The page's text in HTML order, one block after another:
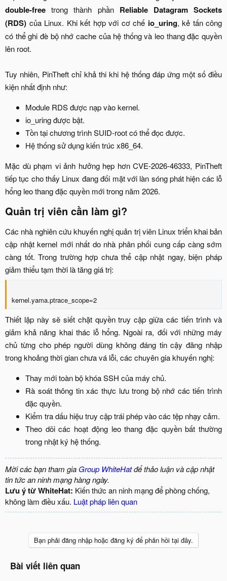
double-free trong thành phần Reliable Datagram Sockets
(RDS) của Linux. Khi kết hợp với cơ chế io_uring, kẻ tấn công
có thể ghi đè bộ nhớ cache của hệ thống và leo thang đặc quyền
lên root.
Tuy nhiên, PinTheft chỉ khả thi khi hệ thống đáp ứng một số điều
kiện nhất định như:​
Module RDS được nạp vào kernel.​
io_uring được bật.​
Tồn tại chương trình SUID-root có thể đọc được.​
Hệ thống sử dụng kiến trúc x86_64.​
Mặc dù phạm vi ảnh hưởng hẹp hơn CVE-2026-46333, PinTheft
tiếp tục cho thấy Linux đang đối mặt với làn sóng phát hiện các lỗ
hổng leo thang đặc quyền mới trong năm 2026.​
Quản trị viên cần làm gì?​
Các nhà nghiên cứu khuyến nghị quản trị viên Linux triển khai bản
cập nhật kernel mới nhất do nhà phân phối cung cấp càng sớm
càng tốt. Trong trường hợp chưa thể cập nhật ngay, biện pháp
giảm thiểu tạm thời là tăng giá trị:​
kernel.yama.ptrace_scope=2​
Thiết lập này sẽ siết chặt quyền truy cập giữa các tiến trình và
giảm khả năng khai thác lỗ hổng. Ngoài ra, đối với những máy
chủ từng cho phép người dùng không đáng tin cậy đăng nhập
trong khoảng thời gian chưa vá lỗi, các chuyên gia khuyến nghị:​
Thay mới toàn bộ khóa SSH của máy chủ.​
Rà soát thông tin xác thực lưu trong bộ nhớ các tiến trình
đặc quyền.​
Kiểm tra dấu hiệu truy cập trái phép vào các tệp nhạy cảm.​
Theo dõi các hoạt động leo thang đặc quyền bất thường
trong nhật ký hệ thống.​
Mời các bạn tham gia Group WhiteHatđể thảo luận và cập nhật
tin tức an ninh mạng hàng ngày.
Lưu ý từ WhiteHat: Kiến thức an ninh mạng để phòng chống,
không làm điều xấu. Luật pháp liên quan
Bạn phải đăng nhập hoặc đăng ký để phản hồi tại đây.
Bài viết liên quan